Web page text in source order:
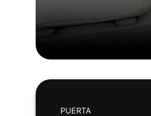
PUERTA